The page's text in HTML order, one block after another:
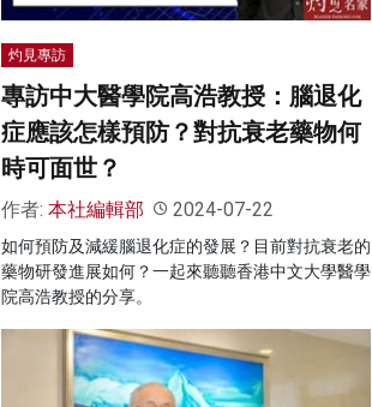
灼見專訪
專訪中大醫學院高浩教授：腦退化
症應該怎樣預防？對抗衰老藥物何
時可面世？
作者: 本社編輯部 2024-07-22
如何預防及減緩腦退化症的發展？目前對抗衰老的
藥物研發進展如何？一起來聽聽香港中文大學醫學
院高浩教授的分享。